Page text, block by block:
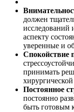
должен
исследований
аспекту
уверенные и
Спокойствие
принимать
Постоянное
постоянно
быть готовым